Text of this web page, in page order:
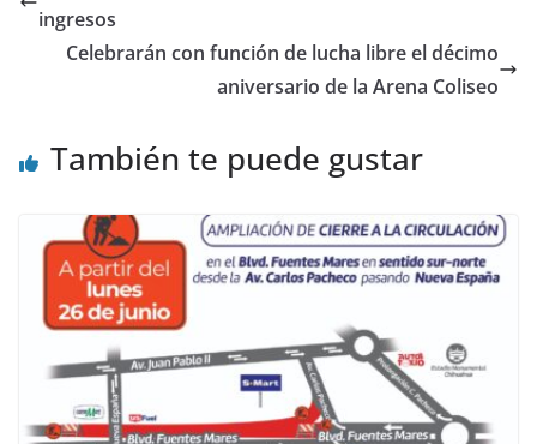
ingresos
Celebrarán con función de lucha libre el décimo
aniversario de la Arena Coliseo
También te puede gustar